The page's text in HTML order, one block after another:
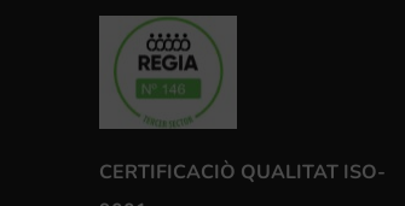
CERTIFICACIÒ QUALITAT ISO-